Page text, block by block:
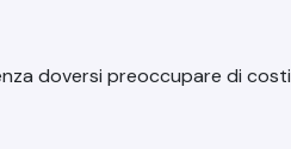
doversi preoccupare di costi